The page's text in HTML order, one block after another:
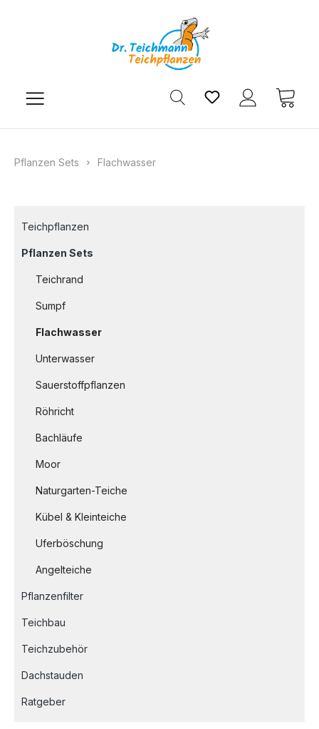
Du hast 0
Pflanzen Sets Flachwasser
Teichpflanzen
Pflanzen Sets
Teichrand
Sumpf
Flachwasser
Unterwasser
Sauerstoffpflanzen
Röhricht
Bachläufe
Moor
Naturgarten-Teiche
Kübel & Kleinteiche
Uferböschung
Angelteiche
Pflanzenfilter
Teichbau
Teichzubehör
Dachstauden
Ratgeber